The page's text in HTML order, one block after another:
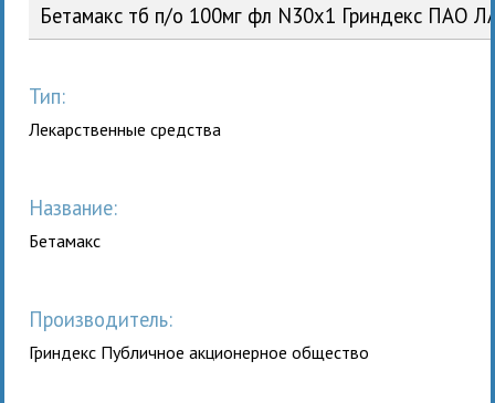
Бетамакс тб п/о 100мг фл N30x1 Гриндекс ПАО
Тип:
Лекарственные средства
Название:
Бетамакс
Производитель:
Гриндекс Публичное акционерное общество